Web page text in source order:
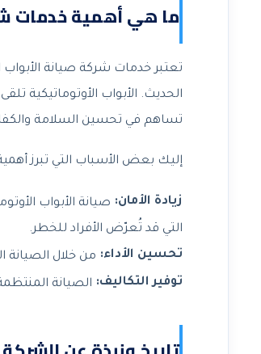
ما هي أهمية خدمات
تعتبر خدمات شركة صيانة الأبواب
الحديث. الأبواب الأوتوماتيكية
تساهم في تحسين السلامة
إليك بعض الأسباب التي تبرز
زيادة الأمان: صيانة الأبواب
التي قد تُعرّض الأفراد للخطر.
تحسين الأداء: من خلال الصيانة
توفير التكاليف: الصيانة